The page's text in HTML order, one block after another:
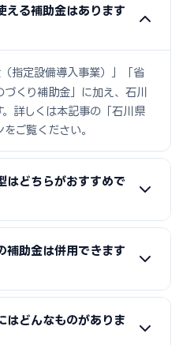
える補助金はあります
指定設備導入事業）」「省
くり補助金」に加え、石川
詳しくは本記事の「石川県
ご覧ください。
はどちらがおすすめで
トに掲載されている場合は
です。審査が比較的スピーデ
メイドのシステムを導入した
ください。
補助金は併用できます
ませんが、対象経費を「設置
本体費（国補助金）」のよう
はどんなものがありま